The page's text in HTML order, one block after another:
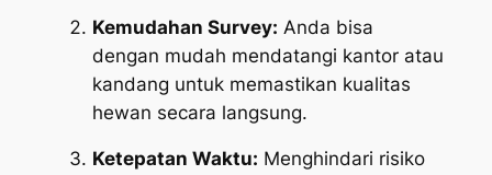
Kemudahan Survey: Anda bisa
dengan mudah mendatangi kantor atau
kandang untuk memastikan kualitas
hewan secara langsung.
Ketepatan Waktu: Menghindari risiko